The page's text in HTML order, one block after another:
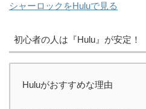
シャーロックをHuluで見る
初心者の人は『Hulu』が安定！
Huluがおすすめな理由